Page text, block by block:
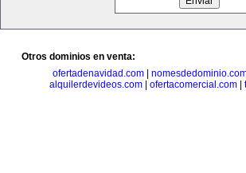
Otros dominios en venta:
ofertadenavidad.com|
alquilerdevideos.com
ofertacomercial.com